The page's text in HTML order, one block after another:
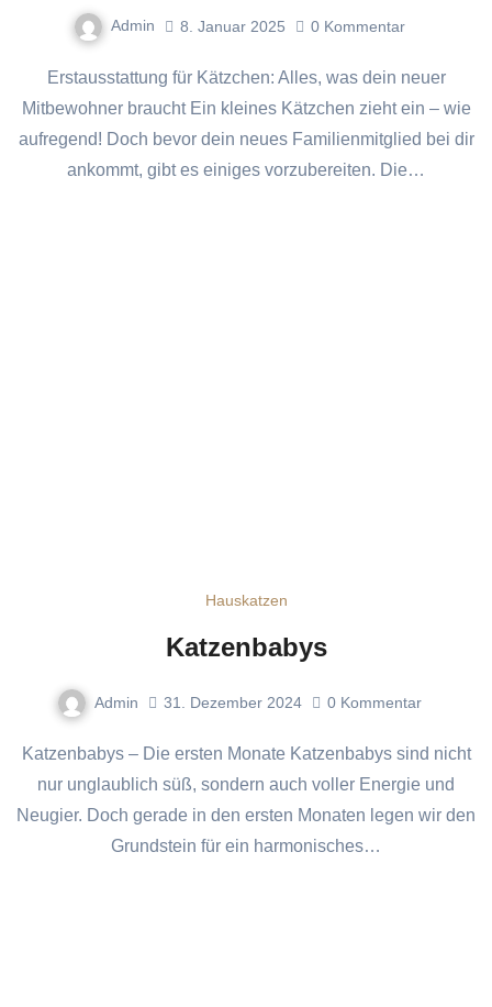
Admin 8. Januar 2025 0 Kommentar
Erstausstattung für Kätzchen: Alles, was dein neuer
Mitbewohner braucht Ein kleines Kätzchen zieht ein – wie
aufregend! Doch bevor dein neues Familienmitglied bei dir
ankommt, gibt es einiges vorzubereiten. Die…
Hauskatzen
Katzenbabys
Admin 31. Dezember 2024 0 Kommentar
Katzenbabys – Die ersten Monate Katzenbabys sind nicht
nur unglaublich süß, sondern auch voller Energie und
Neugier. Doch gerade in den ersten Monaten legen wir den
Grundstein für ein harmonisches…